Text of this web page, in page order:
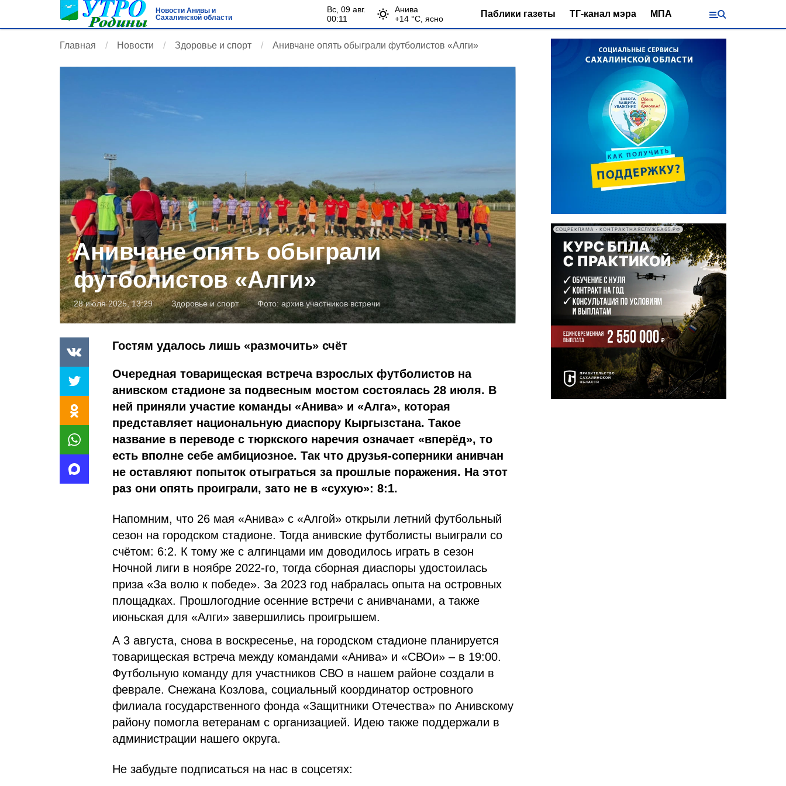
Новости Анивы и
Сахалинской области
вс, 09 авг.
00:11
Анива
+14 °С, ясно Паблики газеты ТГ-канал мэра МПА
Главная Новости Здоровье и спорт Анивчане опять обыграли футболистов «Алги»
Анивчане опять обыграли
футболистов «Алги»
28 июля 2025, 13:29 Здоровье и спорт Фото: архив участников встречи
Гостям удалось лишь «размочить» счёт
Очередная товарищеская встреча взрослых футболистов на
анивском стадионе за подвесным мостом состоялась 28 июля. В
ней приняли участие команды «Анива» и «Алга», которая
представляет национальную диаспору Кыргызстана. Такое
название в переводе с тюркского наречия означает «вперёд», то
есть вполне себе амбициозное. Так что друзья-соперники анивчан
не оставляют попыток отыграться за прошлые поражения. На этот
раз они опять проиграли, зато не в «сухую»: 8:1.
Напомним, что 26 мая «Анива» с «Алгой» открыли летний футбольный
сезон на городском стадионе. Тогда анивские футболисты выиграли со
счётом: 6:2. К тому же с алгинцами им доводилось играть в сезон
Ночной лиги в ноябре 2022-го, тогда сборная диаспоры удостоилась
приза «За волю к победе». За 2023 год набралась опыта на островных
площадках. Прошлогодние осенние встречи с анивчанами, а также
июньская для «Алги» завершились проигрышем.
А 3 августа, снова в воскресенье, на городском стадионе планируется
товарищеская встреча между командами «Анива» и «СВОи» – в 19:00.
Футбольную команду для участников СВО в нашем районе создали в
феврале. Снежана Козлова, социальный координатор островного
филиала государственного фонда «Защитники Отечества» по Анивскому
району помогла ветеранам с организацией. Идею также поддержали в
администрации нашего округа.
Не забудьте подписаться на нас в соцсетях:
СОЦРЕКЛАМА • КОНТРАКТНАЯСЛУЖБА65.РФ